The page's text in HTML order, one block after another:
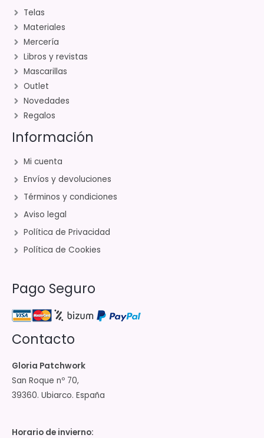
Telas
Materiales
Mercería
Libros y revistas
Mascarillas
Outlet
Novedades
Regalos
Información
Mi cuenta
Envíos y devoluciones
Términos y condiciones
Aviso legal
Política de Privacidad
Política de Cookies
Pago Seguro
Contacto
Gloria Patchwork
San Roque nº 70,
39360. Ubiarco. España
Horario de invierno: